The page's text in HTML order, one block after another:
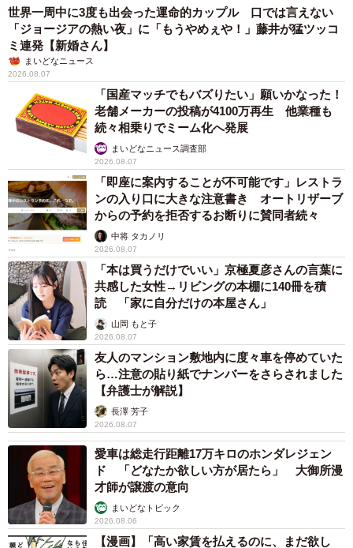
世界一周中に3度も出会った運命的カップル 口では言えない
「ジョージアの熱い夜」に「もうやめぇや！」藤井が猛ツッコ
ミ連発【新婚さん】
まいどなニュース
2026.08.07
「国産マッチでもバズりたい」願いかなった！
老舗メーカーの投稿が4100万再生 他業種も
続々相乗りでミーム化へ発展
まいどなニュース調査部
2026.08.07
「即座に案内することが不可能です」レストラ
ンの入り口に大きな注意書き オートリザーブ
からの予約を拒否するお断りに賛同者続々
中将 タカノリ
2026.08.07
「本は買うだけでいい」京極夏彦さんの言葉に
共感した女性→リビングの本棚に140冊を積
読 「家に自分だけの本屋さん」
山岡 もと子
2026.08.07
友人のマンション敷地内に度々車を停めていた
ら…注意の貼り紙でナンバーをさらされました
【弁護士が解説】
長澤 芳子
2026.08.07
愛車は総走行距離17万キロのホンダレジェン
ド 「どなたか欲しい方が居たら」 大御所漫
才師が譲渡の意向
まいどなトピック
2026.08.06
【漫画】「高い家賃を払えるのに、まだ欲し